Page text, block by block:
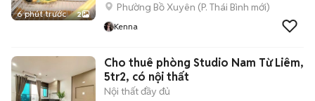
6 phút trước 2
Phường Bồ Xuyên (P. Thái Bình mới)
Kenna
Cho thuê phòng Studio Nam Từ Liêm,
5tr2, có nội thất
Nội thất đầy đủ